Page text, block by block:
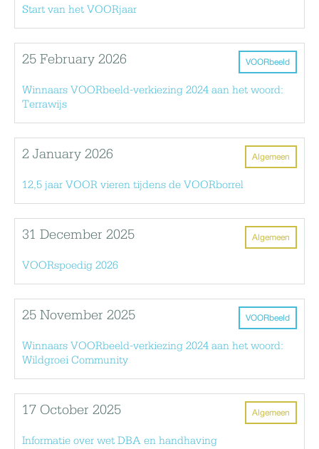
Start van het VOORjaar
VOORbeeld
25 February 2026
Winnaars VOORbeeld-verkiezing 2024 aan het woord:
Terrawijs
Algemeen
2 January 2026
12,5 jaar VOOR vieren tijdens de VOORborrel
Algemeen
31 December 2025
VOORspoedig 2026
VOORbeeld
25 November 2025
Winnaars VOORbeeld-verkiezing 2024 aan het woord:
Wildgroei Community
Algemeen
17 October 2025
Informatie over wet DBA en handhaving